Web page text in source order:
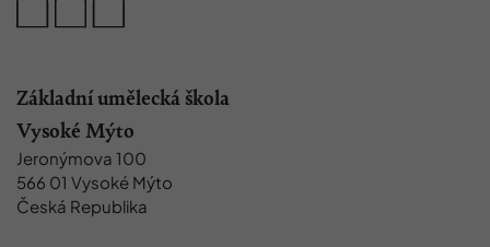
Základní umělecká škola
Vysoké Mýto
Jeronýmova 100
566 01 Vysoké Mýto
Česká Republika